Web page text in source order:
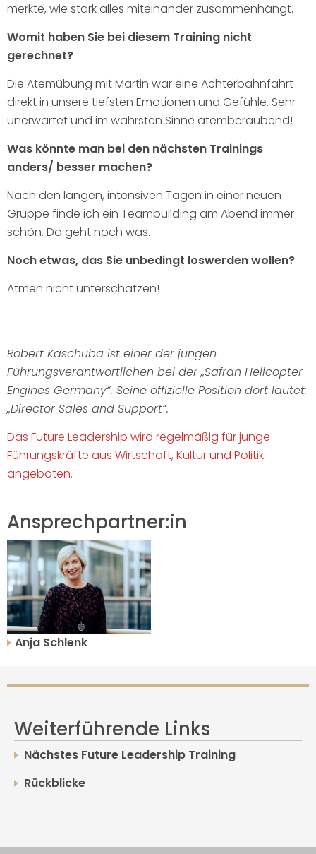
merkte, wie stark alles miteinander zusammenhängt.
Womit haben Sie bei diesem Training nicht
gerechnet?
Die Atemübung mit Martin war eine Achterbahnfahrt
direkt in unsere tiefsten Emotionen und Gefühle. Sehr
unerwartet und im wahrsten Sinne atemberaubend!
Was könnte man bei den nächsten Trainings
anders/ besser machen?
Nach den langen, intensiven Tagen in einer neuen
Gruppe finde ich ein Teambuilding am Abend immer
schön. Da geht noch was.
Noch etwas, das Sie unbedingt loswerden wollen?
Atmen nicht unterschätzen!
Robert Kaschuba ist einer der jungen
Führungsverantwortlichen bei der „Safran Helicopter
Engines Germany“. Seine offizielle Position dort lautet:
„Director Sales and Support“.
Das Future Leadership wird regelmäßig für junge
Führungskräfte aus Wirtschaft, Kultur und Politik
angeboten.
Ansprechpartner:in
Anja Schlenk
Weiterführende Links
Nächstes Future Leadership Training
Rückblicke